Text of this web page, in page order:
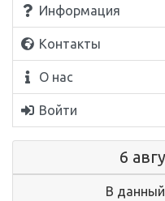
Информация
Контакты
О нас
Войти
6
В